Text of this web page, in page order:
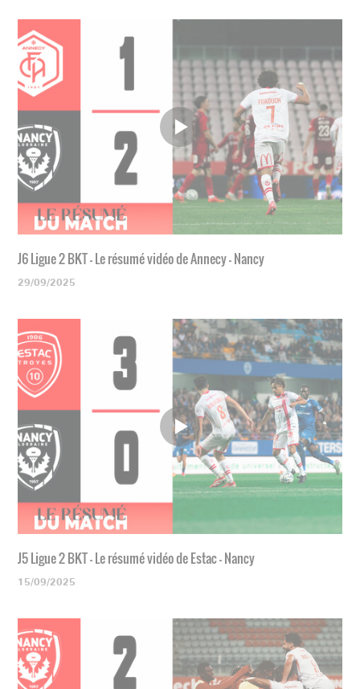
J6 Ligue 2 BKT - Le résumé vidéo de Annecy - Nancy
29/09/2025
J5 Ligue 2 BKT - Le résumé vidéo de Estac - Nancy
15/09/2025